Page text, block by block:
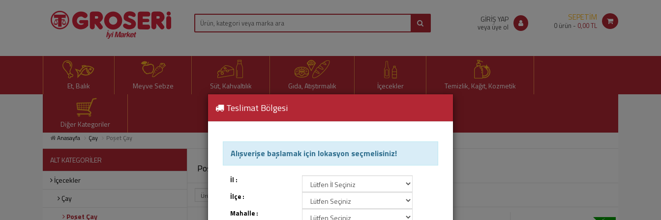
GİRİŞ YAP
veya üye ol
SEPETİM
0 ürün - 0,00 TL
Et, Balık Meyve Sebze Süt, Kahvaltılık Gıda, Atıştırmalık İçecekler Temizlik, Kağıt, Kozmetik
Diğer Kategoriler
Anasayfa Çay Poşet Çay
ALT KATEGORİLER
İçecekler
Çay
Poşet Çay
Poşet Çay
Teslimat Bölgesi
Alışverişe başlamak için lokasyon seçmelisiniz!
İl :
İlçe :
Mahalle :